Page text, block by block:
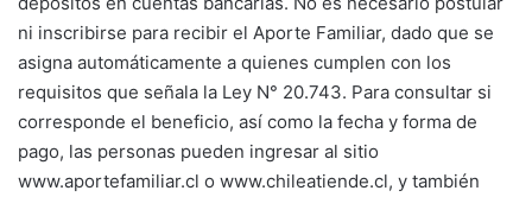
ni inscribirse para recibir el Aporte Familiar, dado que se
asigna automáticamente a quienes cumplen con los
requisitos que señala la Ley N° 20.743. Para consultar si
corresponde el beneficio, así como la fecha y forma de
pago, las personas pueden ingresar al sitio
www.aportefamiliar.cl o www.chileatiende.cl, y también